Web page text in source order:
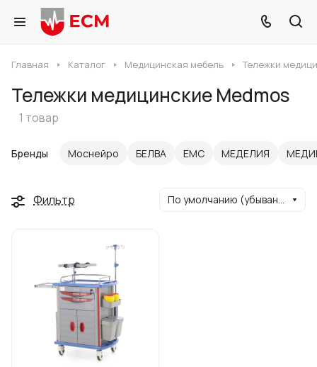
Главная Каталог Медицинская мебель Тележки
Тележки медицинские Medmos
1 товар
Бренды Моснейро БЕЛВА ЕМС МЕДЕЛИЯ
Фильтр По умолчанию (убывание)